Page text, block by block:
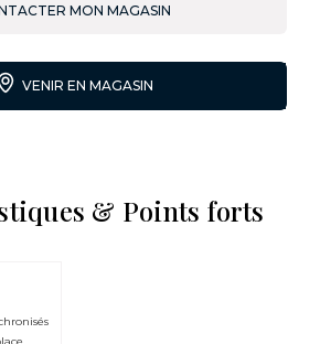
MON MAGASIN
VENIR EN MAGASIN
& Points forts